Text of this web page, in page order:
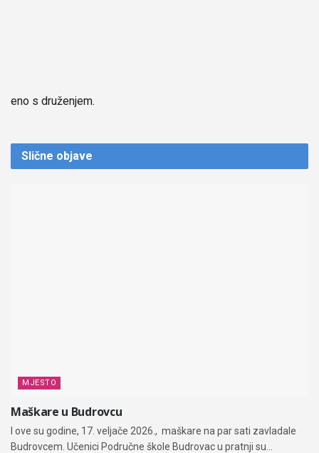
eno s druženjem.
Slične objave
MJESTO
Maškare u Budrovcu
I ove su godine, 17. veljače 2026., maškare na par sati zavladale
Budrovcem. Učenici Područne škole Budrovac u pratnji su...